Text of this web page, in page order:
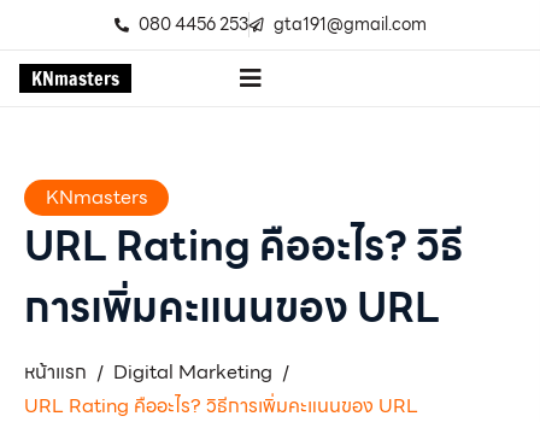
080 4456 253 gta191@gmail.com
KNmasters
KNmasters
URL Rating คืออะไร? วิธี
การเพิ่มคะแนนของ URL
หน้าแรก / Digital Marketing /
URL Rating คืออะไร? วิธีการเพิ่มคะแนนของ URL